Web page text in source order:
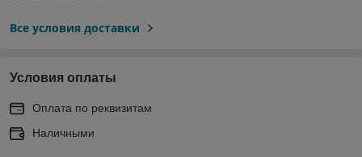
Все условия доставки
Условия оплаты
Оплата по реквизитам
Наличными